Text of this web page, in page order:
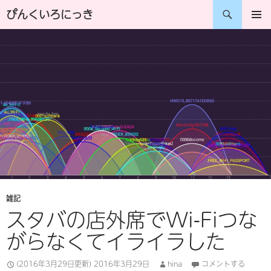
コ
ン
ン
ツ
へ
ス
キ
ッ
プ
ぴんくいろにっき
検
索
雑記
スタバの店外席でWi-Fiつな
がらなくてイライラした
(2016年3月29日更新) 2016年3月29日 hina コメントする